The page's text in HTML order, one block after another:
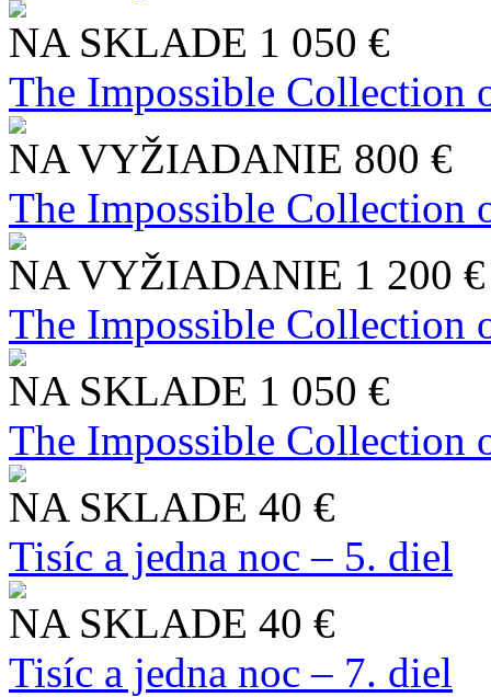
NA SKLADE 1 050 €
The Impossible Collection
NA VYŽIADANIE 800 €
The Impossible Collection
NA VYŽIADANIE 1 200 €
The Impossible Collection
NA SKLADE 1 050 €
The Impossible Collection
NA SKLADE 40 €
Tisíc a jedna noc – 5. diel
NA SKLADE 40 €
Tisíc a jedna noc – 7. diel